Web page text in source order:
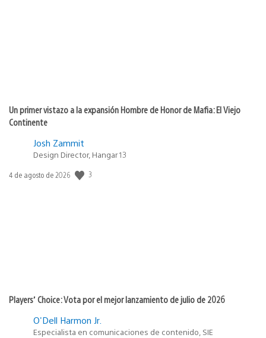
Un primer vistazo a la expansión Hombre de Honor de Mafia: El Viejo
Continente
Josh Zammit
Design Director, Hangar 13
Fecha
4 de agosto de 2026 3
Players’ Choice: Vota por el mejor lanzamiento de julio de 2026
O'Dell Harmon Jr.
Especialista en comunicaciones de contenido, SIE